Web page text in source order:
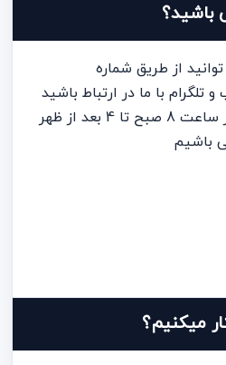
باشید؟
از طریق شماره
واتساپ و تلگرام با ما در ارتباط باشید
ضمنا برای تماس تلفنی از ساعت 8 صبح تا 4 بعد از ظهر
باشیم
میکنیم؟